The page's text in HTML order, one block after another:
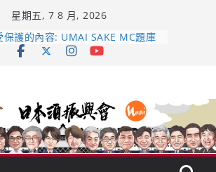
星期五, 7 8 月, 2026
保護的內容: UMAI SAKE MC題庫
（2026年版）
之井酒造：口說上手 – 山形純米大
釀的堅持與傳承 ～ くどき上手
本酒類地理標示 (GI) 認定一覽表